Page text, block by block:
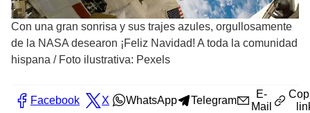
Con una gran sonrisa y sus trajes azules, orgullosamente
de la NASA desearon ¡Feliz Navidad! A toda la comunidad
hispana / Foto ilustrativa: Pexels
Facebook X WhatsApp Telegram
E-
Mail